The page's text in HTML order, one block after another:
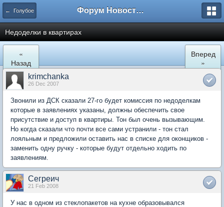
← Голубое Форум Новостройки
Недоделки в квартирах
«
Назад
Вперед
»
krimchanka
26 Dec 2007
Звонили из ДСК сказали 27-го будет комиссия по недоделкам
которые в заявлениях указаны, должны обеспечить свое
присутствие и доступ в квартиры. Тон был очень вызывающим.
Но когда сказали что почти все сами устранили - тон стал
лояльным и предложили оставить нас в списке для оконщиков -
заменить одну ручку - которые будут отдельно ходить по
заявлениям.
Сегреич
21 Feb 2008
У нас в одном из стеклопакетов на кухне образовывался